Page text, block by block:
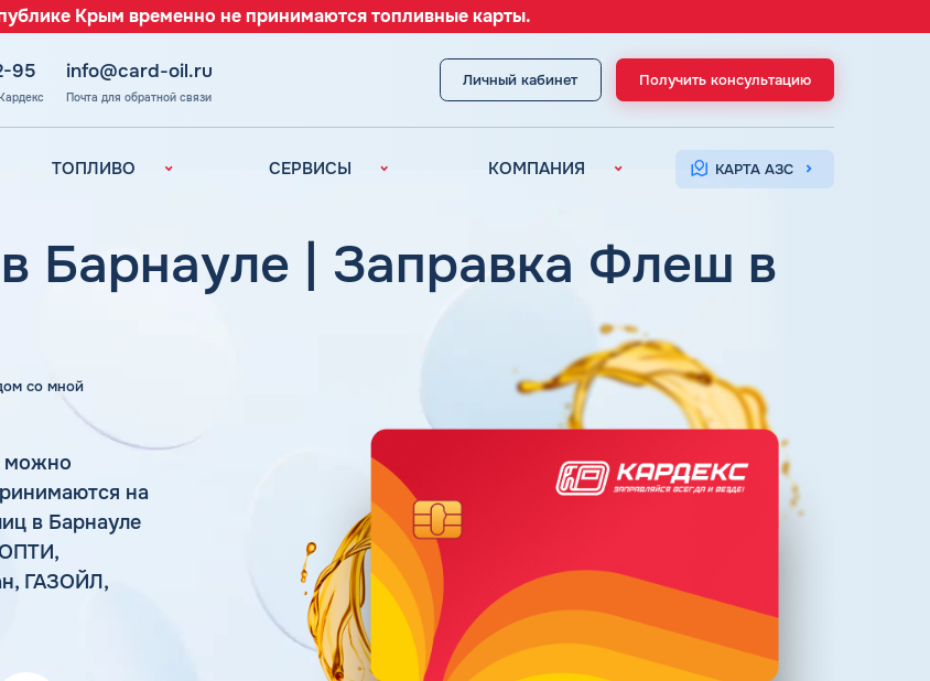
Крым временно не принимаются топливные карты.
95 info@card-oil.ru
Почта для обратной связи
Личный кабинет Получить консультацию
ТОПЛИВО
Бензин
Дизельное
Топливные бренды
Наши города
Калькулятор
расхода топлива
Статьи
Цена бензина и ДТ
СЕРВИСЫ
Документооборот
(ЭДО)
Уведомления об
окончании баланса
КОМПАНИЯ КАРТА АЗС
со мной
Барнауле | Заправка Флеш в
можно
на
в Барнауле
ГАЗОЙЛ,